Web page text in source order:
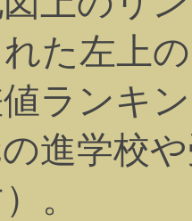
た左上
ランキ
の進学校
。